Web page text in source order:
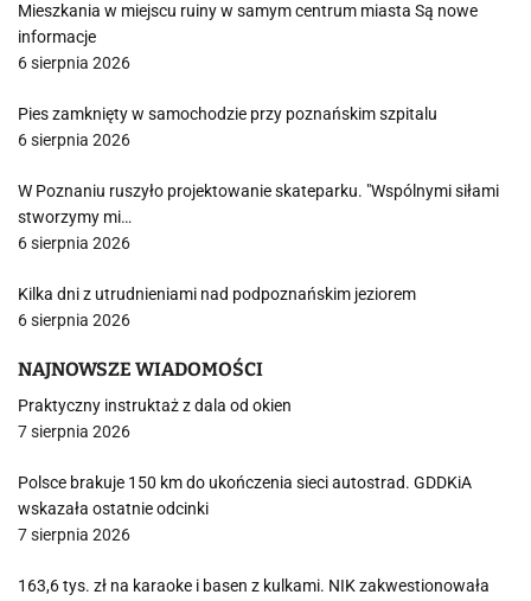
Mieszkania w miejscu ruiny w samym centrum miasta Są nowe
informacje
6 sierpnia 2026
Pies zamknięty w samochodzie przy poznańskim szpitalu
6 sierpnia 2026
W Poznaniu ruszyło projektowanie skateparku. "Wspólnymi siłami
stworzymy mi…
6 sierpnia 2026
Kilka dni z utrudnieniami nad podpoznańskim jeziorem
6 sierpnia 2026
NAJNOWSZE WIADOMOŚCI
Praktyczny instruktaż z dala od okien
7 sierpnia 2026
Polsce brakuje 150 km do ukończenia sieci autostrad. GDDKiA
wskazała ostatnie odcinki
7 sierpnia 2026
163,6 tys. zł na karaoke i basen z kulkami. NIK zakwestionowała